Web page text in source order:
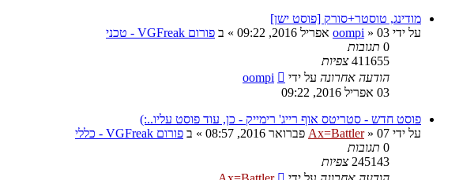
מודינג, טוסטר+סורק [פוסט ישן]
על ידי
oompi » 03 אפריל 2016, 09:22 » ב פורום VGFreak - טכני
0 תגובות
411655 צפיות
הודעה אחרונה על ידי
oompi
03 אפריל 2016, 09:22
פוסט חדש - סטריטס אוף רייג' רימייק - כן, עוד פוסט עליו..:)
על ידי
Ax=Battler» 07 פברואר 2016, 08:57 » ב פורום VGFreak - כללי
0 תגובות
245143 צפיות